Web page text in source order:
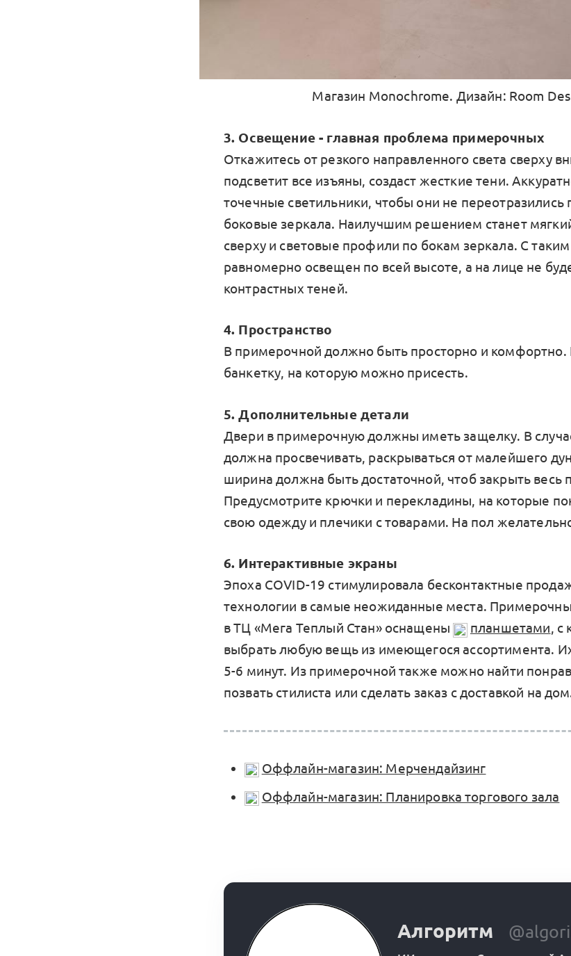
Магазин Monochrome. Дизайн: Room
3. Освещение - главная проблема примерочных
Откажитесь от резкого направленного света сверху
подсветит все изъяны, создаст жесткие тени.
точечные светильники, чтобы они не переотразились
боковые зеркала. Наилучшим решением станет
сверху и световые профили по бокам зеркала. С таким
равномерно освещен по всей высоте, а на лице не
контрастных теней.
4. Пространство
В примерочной должно быть просторно и комфортно.
банкетку, на которую можно присесть.
5. Дополнительные детали
Двери в примерочную должны иметь защелку. В
должна просвечивать, раскрываться от малейшего
ширина должна быть достаточной, чтоб закрыть весь
Предусмотрите крючки и перекладины, на которые
свою одежду и плечики с товарами. На пол
6. Интерактивные экраны
Эпоха COVID-19 стимулировала бесконтактные
технологии в самые неожиданные места.
в ТЦ «Мега Теплый Стан» оснащены
планшетами, с
выбрать любую вещь из имеющегося ассортимента. Их
5-6 минут. Из примерочной также можно найти
позвать стилиста или сделать заказ с доставкой на
Оффлайн-магазин: Мерчендайзинг
Оффлайн-магазин: Планировка торгового зала
Алгоритм